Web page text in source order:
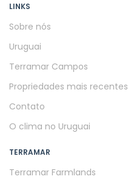
LINKS
Sobre nós
Uruguai
Terramar Campos
Propriedades mais recentes
Contato
O clima no Uruguai
TERRAMAR
Terramar Farmlands